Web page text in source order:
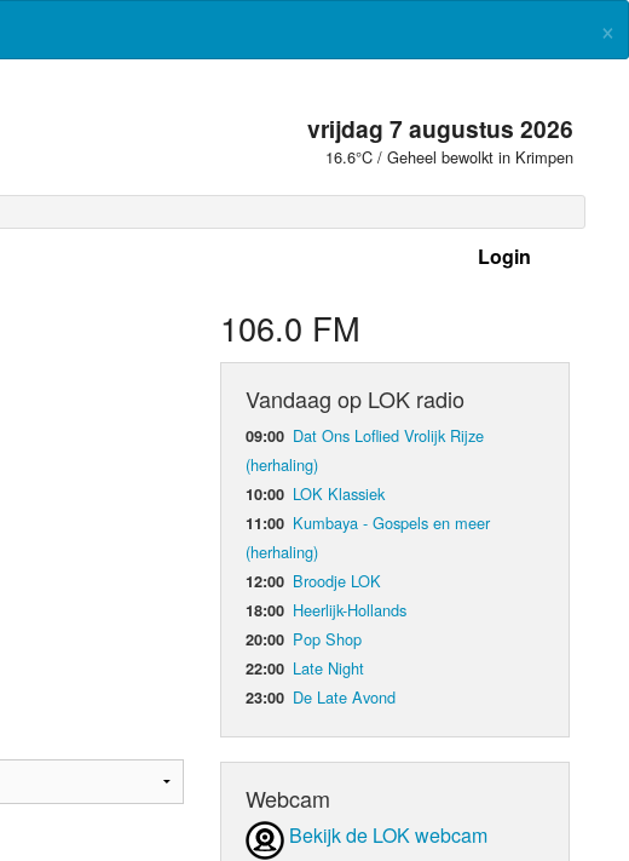
×
vrijdag 7 augustus 2026
16.6°C / Geheel bewolkt in Krimpen
Login
106.0 FM
Vandaag op LOK radio
09:00 Dat Ons Loflied Vrolijk Rijze
(herhaling)
10:00 LOK Klassiek
11:00 Kumbaya - Gospels en meer
(herhaling)
12:00 Broodje LOK
18:00 Heerlijk-Hollands
20:00 Pop Shop
22:00 Late Night
23:00 De Late Avond
Webcam
Bekijk de LOK webcam